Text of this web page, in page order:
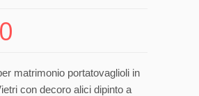
matrimonio portatovaglioli in
con decoro alici dipinto a